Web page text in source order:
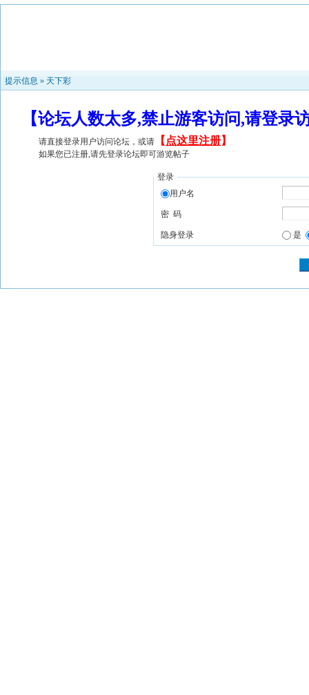
提示信息 » 天下彩
【论坛人数太多,禁止游客访问,请登
请直接登录用户访问论坛，或请 【 点这里注册】
如果您已注册,请先登录论坛即可游览帖子
登录
用户名
密 码
隐身登录 是